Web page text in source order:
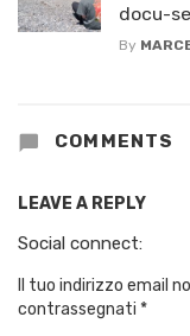
docu-
By
COMMENTS
LEAVE A REPLY
Social connect:
Il tuo indirizzo email
contrassegnati *